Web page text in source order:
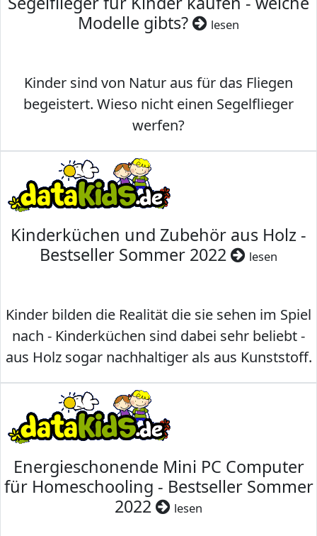
Modelle gibts?
lesen
Kinder sind von Natur aus für das Fliegen
begeistert. Wieso nicht einen Segelflieger
werfen?
Kinderküchen und Zubehör aus Holz -
Bestseller Sommer 2022
lesen
Kinder bilden die Realität die sie sehen im Spiel
nach - Kinderküchen sind dabei sehr beliebt -
aus Holz sogar nachhaltiger als aus Kunststoff.
Energieschonende Mini PC Computer
für Homeschooling - Bestseller Sommer
2022
lesen